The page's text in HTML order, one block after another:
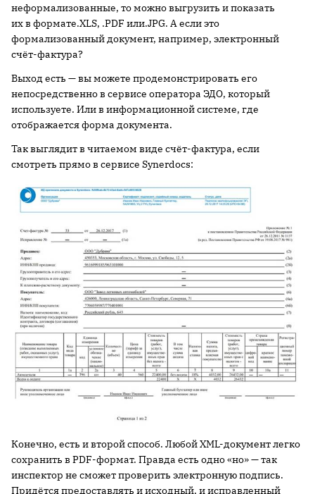
неформализованные, то можно выгрузить и показать
их в формате.XLS, .PDF или.JPG. А если это
формализованный документ, например, электронный
счёт-фактура?
Выход есть — вы можете продемонстрировать его
непосредственно в сервисе оператора ЭДО, который
используете. Или в информационной системе, где
отображается форма документа.
Так выглядит в читаемом виде счёт-фактура, если
смотреть прямо в сервисе Synerdocs:
Конечно, есть и второй способ. Любой XML-документ легко
сохранить в PDF-формат. Правда есть одно «но» — так
инспектор не сможет проверить электронную подпись.
Придётся предоставлять и исходный, и исправленный